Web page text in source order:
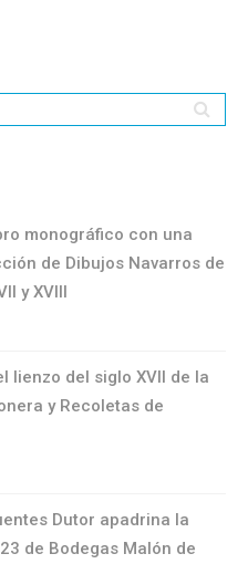
monográfico con una
de Dibujos Navarros de
y XVIII
lienzo del siglo XVII de la
y Recoletas de
Dutor apadrina la
de Bodegas Malón de